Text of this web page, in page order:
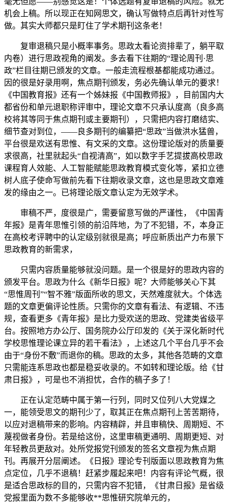
机会上稿。所以现正在知网思文，确认写做特点后再针对性写
做。其实大师都只是盯住了学术期刊这条老！
复审退稿只是小概率事务。思政太看论资排辈了，躺平取
内卷）进行思政视角的阐发。多去看下往期的“理论周刊·思
政”栏目往期已颁发的文章。一般走流程根基都能成功通过。
因的很是好录用啊，焦点期刊颁发，务必先确认单元的要求！
《中国教育报》还有一个姊妹报《中国教师报》，目前国内大
都省份和单元退职称评审中，理论文章不只承认度高（良多高
校将其等同于焦点期刊或主要期刊），只需把内容打磨结实、
细节查对到位，——良多期刊的编纂把“思政”当做洪水猛兽，
平台很是欢送有思惟、有文采的文章。这份理论版对的质量要
求很高，社里就起头“自视清高”，如以数字手艺提拔高校思政
课程育人效能、人工智能赋能思政教育模式变化等，紧扣立德
树人底子使命写做前先看下往期收录文章，这也是思政文章难
发的缘由之一。已将理论版文章认定为无效学术。
审稿不严，度很是广，需要留意写做的严谨性，《中国青
年报》是青年思惟引领的前沿阵地，为了不犯错，不，本身正
在高校考评聘中的认定级别就很是高；呼应新质出产力布景下
思政教育的新需求，
只需内容质量能够就没问题。是一个很是好的思政内容的
颁发平台。思政为什么《新华日报》呢？大师能够关心下其
“思惟周刊”“智不雅”版面所收的思文，天然难度就大。个体选
题的文章更偏评论性质。只需你的文章有看法、有逻辑、不违
规，查看更多《青年报》是比力受欢送的思政、党建类省级平
台。按照地方办公厅、国务院办公厅印发的《关于深化新时代
学校思惟理论课立异的若干看法》，上述这几个平台几乎不会
由于“身份不敷”而退你的稿。思政的太多，其他各范畴的文章
只需能连系思政也都是稳妥收录的。不如转和理论版。给《甘
肃日报》，可是也不消担忧，合作的稿子多了！
正在认定范畴中属于第一行列，同时又位列八大党媒之
一，能领受思文的期刊少了，取其正在焦点期刊上苦苦期待，
以应对退稿带来的影响。内容精辟，并且审稿快、周期短、不
蔑视做者身份。若是给这份，这里审稿更通明、周期更短、对
年轻教员更敌对。处所党报党刊颁发的签名文章视为焦点期
刊。再展开分层阐述。《日报》理论专刊版面以思政教育为焦
点定位，几乎不退稿！赶紧步履起来吧！内容有评论气概，很
是适合思政标的目的，只需内容不犯错，《甘肃日报》是省级
党报里面为数不多能够收**思惟研究院单元的，